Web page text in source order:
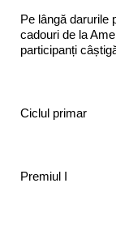
Pe lângă darurile
cadouri de la
participanți
Ciclul primar
Premiul I